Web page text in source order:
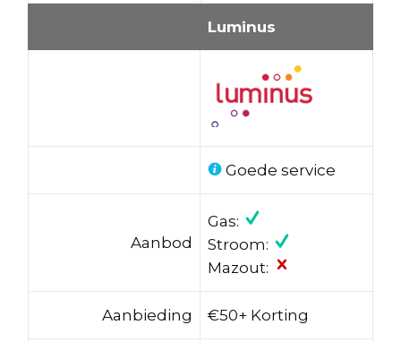
Luminus
Goede service
Aanbod
Gas:
Stroom:
Mazout:
Aanbieding €50+ Korting